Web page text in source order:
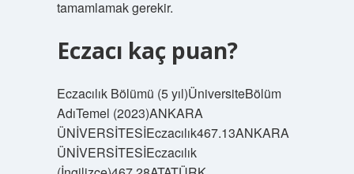
tamamlamak gerekir.
Eczacı kaç puan?
Eczacılık Bölümü (5 yıl)ÜniversiteBölüm
AdıTemel (2023)ANKARA
ÜNİVERSİTESİEczacılık467.13ANKARA
ÜNİVERSİTESİEczacılık